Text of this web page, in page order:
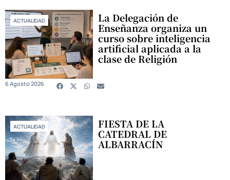
ACTUALIDAD La Delegación de
Enseñanza organiza un
curso sobre inteligencia
artificial aplicada a la
clase de Religión
6 Agosto 2026
ACTUALIDAD FIESTA DE LA
CATEDRAL DE
ALBARRACÍN